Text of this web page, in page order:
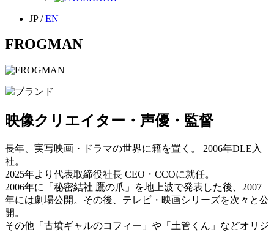
JP/EN
FROGMAN
映像クリエイター・声優・監督
長年、実写映画・ドラマの世界に籍を置く。 2006年DLE入
社。
2025年より代表取締役社長 CEO・CCOに就任。
2006年に「秘密結社 鷹の爪」を地上波で発表した後、2007
年には劇場公開。その後、テレビ・映画シリーズを次々と公
開。
その他「古墳ギャルのコフィー」や「土管くん」などオリジ